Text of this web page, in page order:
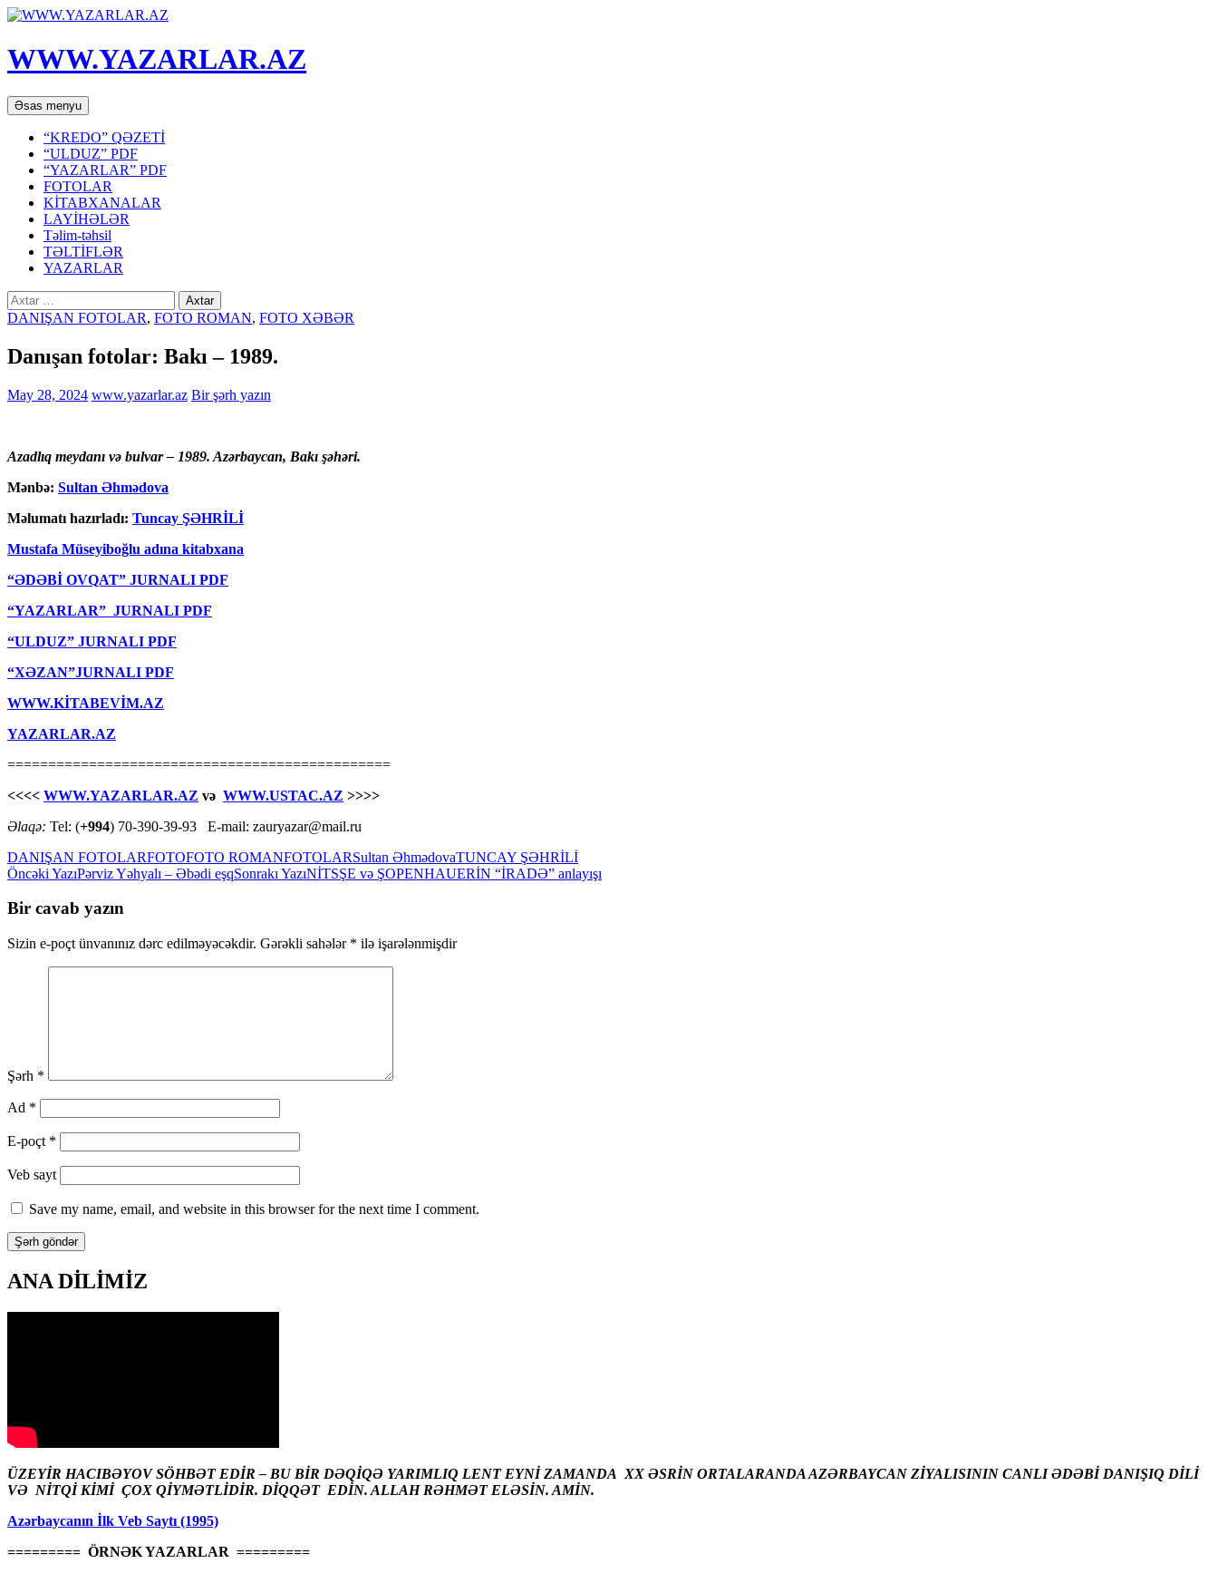
WWW.YAZARLAR.AZ
Axtar
Əsas menyu Mühtəviyyata
keç
“KREDO” QƏZETİ
“ULDUZ” PDF
“YAZARLAR” PDF
FOTOLAR
KİTABXANALAR
LAYİHƏLƏR
Təlim-təhsil
TƏLTİFLƏR
YAZARLAR
Axtarış:
DANIŞAN FOTOLAR, FOTO ROMAN, FOTO XƏBƏR
Danışan fotolar: Bakı – 1989.
May 28, 2024 www.yazarlar.az Bir şərh yazın
Azadlıq meydanı və bulvar – 1989. Azərbaycan, Bakı şəhəri.
Mənbə: Sultan Əhmədova
Məlumatı hazırladı: Tuncay ŞƏHRİLİ
Mustafa Müseyiboğlu adına kitabxana
“ƏDƏBİ OVQAT” JURNALI PDF
“YAZARLAR” JURNALI PDF
“ULDUZ” JURNALI PDF
“XƏZAN”JURNALI PDF
WWW.KİTABEVİM.AZ
YAZARLAR.AZ
===============================================
<<<< WWW.YAZARLAR.AZ və WWW.USTAC.AZ >>>>
Əlaqə: Tel: (+994) 70-390-39-93 E-mail: zauryazar@mail.ru
DANIŞAN FOTOLARFOTOFOTO ROMANFOTOLARSultan ƏhmədovaTUNCAY ŞƏHRİLİ
Yazılar
üzrə
naviqasiya
Öncəki YazıPərviz Yəhyalı – Əbədi eşqSonrakı YazıNİTSŞE və ŞOPENHAUERİN “İRADƏ” anlayışı
Bir cavab yazın
Sizin e-poçt ünvanınız dərc edilməyəcəkdir. Gərəkli sahələr * ilə işarələnmişdir
Şərh *
Ad *
E-poçt *
Veb sayt
Save my name, email, and website in this browser for the next time I comment.
ANA DİLİMİZ
ÜZEYİR HACIBƏYOV SÖHBƏT EDİR – BU BİR DƏQİQƏ YARIMLIQ LENT EYNİ ZAMANDA XX ƏSRİN ORTALARANDA AZƏRBAYCAN ZİYALISININ CANLI ƏDƏBİ DANIŞIQ DİLİ
VƏ NİTQİ KİMİ ÇOX QİYMƏTLİDİR. DİQQƏT EDİN. ALLAH RƏHMƏT ELƏSİN. AMİN.
Azərbaycanın İlk Veb Saytı (1995)
========= ÖRNƏK YAZARLAR =========